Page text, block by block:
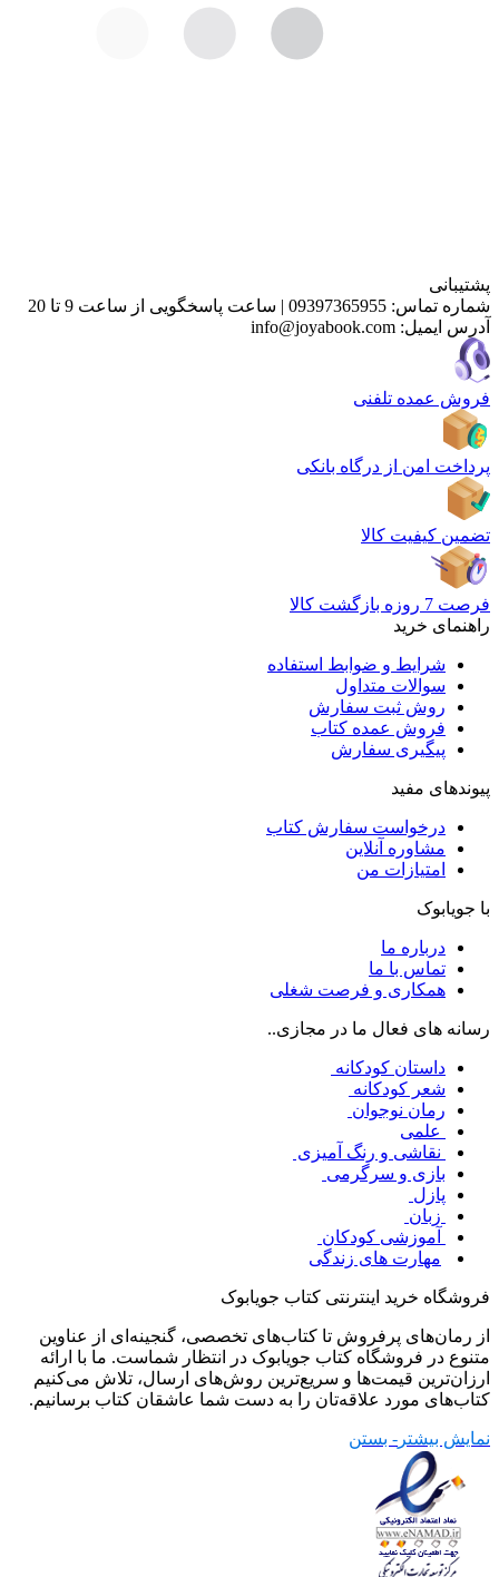
پشتیبانی
شماره تماس: 09397365955
| ساعت پاسخگویی از ساعت 9 تا 20
آدرس ایمیل: info@joyabook.com
فروش عمده تلفنی
پرداخت امن از درگاه بانکی
تضمین کیفیت کالا
فرصت 7 روزه بازگشت کالا
راهنمای خرید
شرایط و ضوابط استفاده
سوالات متداول
روش ثبت سفارش
فروش عمده کتاب
پیگیری سفارش
پیوندهای مفید
درخواست سفارش کتاب
مشاوره آنلاین
امتیازات من
با جویابوک
درباره ما
تماس با ما
همکاری و فرصت شغلی
رسانه های فعال ما در مجازی..
داستان کودکانه
شعر کودکانه
رمان نوجوان
علمی
نقاشی و رنگ آمیزی
بازی و سرگرمی
پازل
زبان
آموزشی کودکان
مهارت های زندگی
فروشگاه خرید اینترنتی کتاب جویابوک
از رمان‌های پرفروش تا کتاب‌های تخصصی، گنجینه‌ای از عناوین
متنوع در فروشگاه کتاب جویابوک در انتظار شماست. ما با ارائه
ارزان‌ترین قیمت‌ها و سریع‌ترین روش‌های ارسال، تلاش می‌کنیم
کتاب‌های مورد علاقه‌تان را به دست شما عاشقان کتاب برسانیم.
نمایش بیشتر - بستن